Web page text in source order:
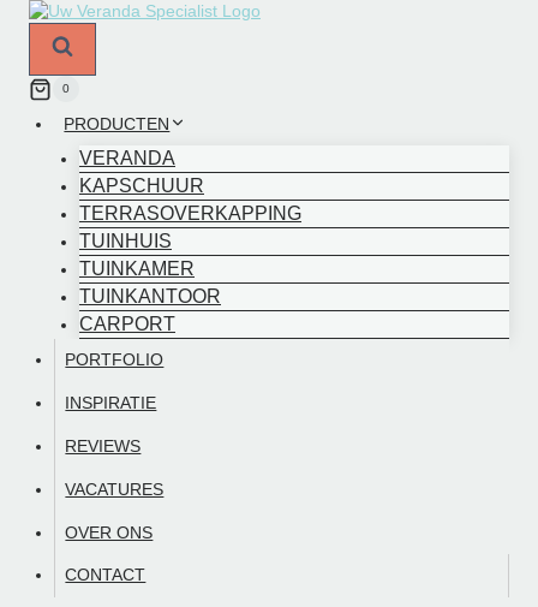
Doorgaan
0
PRODUCTEN
VERANDA
KAPSCHUUR
TERRASOVERKAPPING
TUINHUIS
TUINKAMER
TUINKANTOOR
CARPORT
PORTFOLIO
INSPIRATIE
REVIEWS
VACATURES
OVER ONS
CONTACT